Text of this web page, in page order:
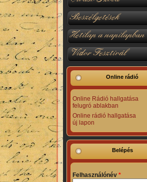
Beszélgetések
Hetilap a napilapban
Vidor Fesztivál
Online rádió
Online Rádió hallgatása
felugró ablakban
Online rádió hallgatása
új lapon
Belépés
Felhasználónév *